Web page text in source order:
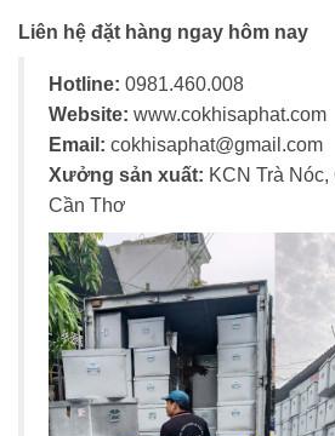
Liên hệ đặt hàng ngay hôm nay
Hotline: 0981.460.008
Website: www.cokhisaphat.com
Email: cokhisaphat@gmail.com
Xưởng sản xuất: KCN Trà Nóc,
Cần Thơ